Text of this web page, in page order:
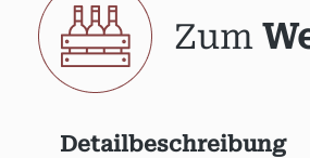
Zum
Detailbeschreibung